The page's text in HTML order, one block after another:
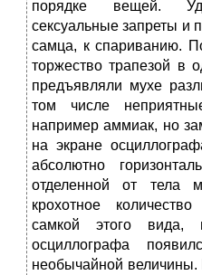
порядке вещей.
сексуальные запреты и
самца, к спариванию.
торжество трапезой в
предъявляли мухе
том числе
например аммиак, но
на экране
абсолютно
отделенной от тела
крохотное
самкой этого
осциллографа
необычайной